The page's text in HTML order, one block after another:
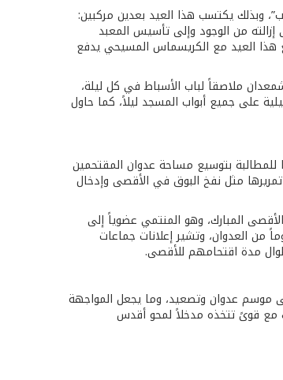
وبذلك يكتسب هذا العيد بعدين مركبين:
من الوجود وإلى تأسيس المعبد
هذا العيد مع الكريسماس المسيحي يدفع
ملاصقاً لباب الأسباط في كل ليلة،
على جميع أبواب المسجد ليلاً، كما حاول
بتوسيع مساحة عدوان المقتحمين
مثل نفخ البوق في الأقصى وإدخال
المبارك، وهو المنتمي عضوياً إلى
المتطرفة، وقد قادت زوجته الاجتماع التحضيري لعدوان “الأنوار العبري” مع شرطة الاحتلال يوم أمس الأربعاء 30-11-2022، أي قبل 18 يوماً من العدوان، وتشير إعلانات جماعات
مدة اقتحامهم للأقصى.
عدوان وتصعيد، وما يجعل المواجهة
مع قوىً تتخذه مدخلاً لمحو أقدس